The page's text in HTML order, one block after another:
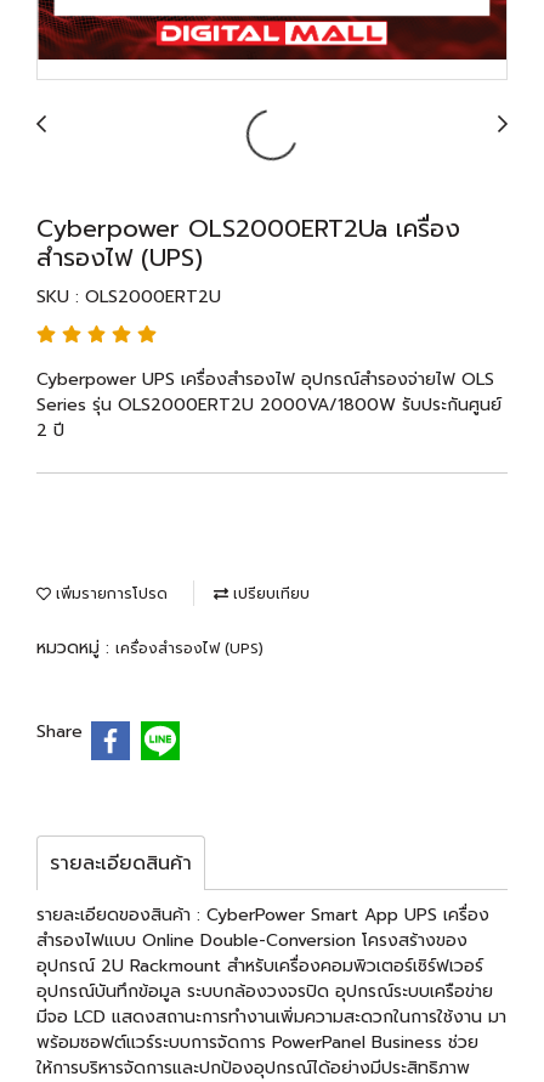
Cyberpower OLS2000ERT2Ua เครื่อง
สำรองไฟ (UPS)
SKU : OLS2000ERT2U
Cyberpower UPS เครื่องสำรองไฟ อุปกรณ์สำรองจ่ายไฟ OLS
Series รุ่น OLS2000ERT2U 2000VA/1800W รับประกันศูนย์
2 ปี
เพิ่มรายการโปรด เปรียบเทียบ
หมวดหมู่ : เครื่องสำรองไฟ (UPS)
Share
รายละเอียดสินค้า
รายละเอียดของสินค้า : CyberPower Smart App UPS เครื่อง
สำรองไฟแบบ Online Double-Conversion โครงสร้างของ
อุปกรณ์ 2U Rackmount สำหรับเครื่องคอมพิวเตอร์เซิร์ฟเวอร์
อุปกรณ์บันทึกข้อมูล ระบบกล้องวงจรปิด อุปกรณ์ระบบเครือข่าย
มีจอ LCD แสดงสถานะการทำงานเพิ่มความสะดวกในการใช้งาน มา
พร้อมซอฟต์แวร์ระบบการจัดการ PowerPanel Business ช่วย
ให้การบริหารจัดการและปกป้องอุปกรณ์ได้อย่างมีประสิทธิภาพ